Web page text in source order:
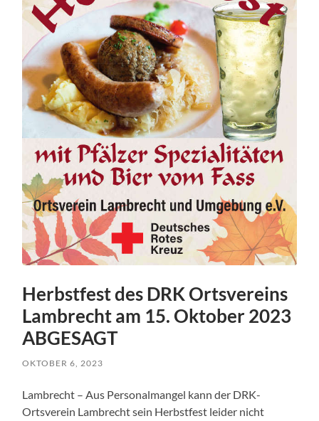
Herbstfest des DRK Ortsvereins
Lambrecht am 15. Oktober 2023
ABGESAGT
OKTOBER 6, 2023
Lambrecht – Aus Personalmangel kann der DRK-
Ortsverein Lambrecht sein Herbstfest leider nicht